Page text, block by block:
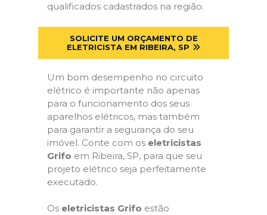
qualificados cadastrados na região.
SOLICITE UM ORÇAMENTO DE
ELETRICISTA EM RIBEIRA, SP
Um bom desempenho no circuito
elétrico é importante não apenas
para o funcionamento dos seus
aparelhos elétricos, mas também
para garantir a segurança do seu
imóvel. Conte com os eletricistas
Grifo em Ribeira, SP, para que seu
projeto elétrico seja perfeitamente
executado.
Os eletricistas Grifo estão